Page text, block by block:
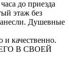
до приезда
этаж без
Душевные
качественно.
В СВОЕЙ